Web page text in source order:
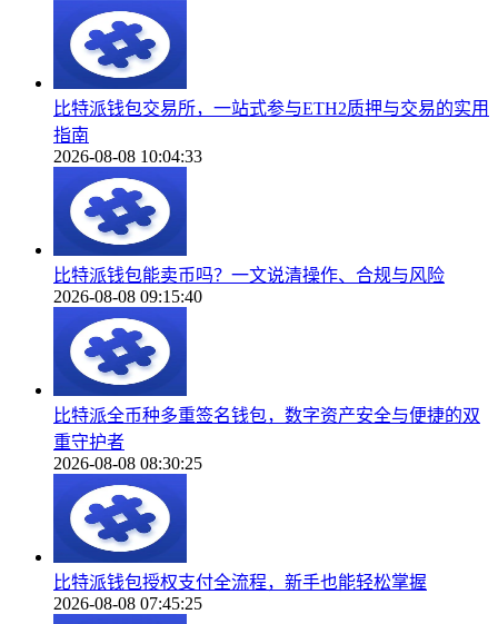
比特派钱包交易所，一站式参与ETH2质押与交易的实用
指南
2026-08-08 10:04:33
比特派钱包能卖币吗？一文说清操作、合规与风险
2026-08-08 09:15:40
比特派全币种多重签名钱包，数字资产安全与便捷的双
重守护者
2026-08-08 08:30:25
比特派钱包授权支付全流程，新手也能轻松掌握
2026-08-08 07:45:25